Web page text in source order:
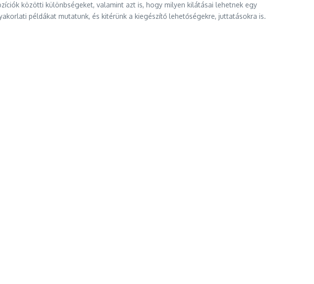
közötti különbségeket, valamint azt is, hogy milyen kilátásai lehetnek egy
példákat mutatunk, és kitérünk a kiegészítő lehetőségekre, juttatásokra is.